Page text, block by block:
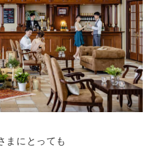
まにとっても